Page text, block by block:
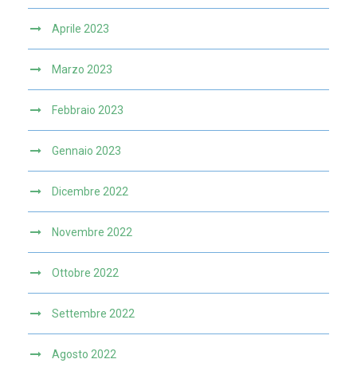
Aprile 2023
Marzo 2023
Febbraio 2023
Gennaio 2023
Dicembre 2022
Novembre 2022
Ottobre 2022
Settembre 2022
Agosto 2022